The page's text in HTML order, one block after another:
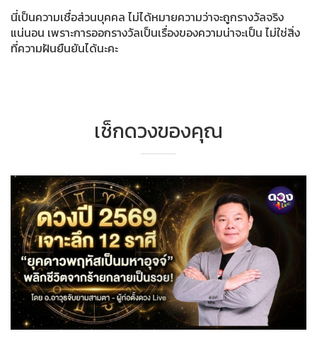
นี่เป็นความเชื่อส่วนบุคคล ไม่ได้หมายความว่าจะถูกรางวัลจริง
แน่นอน เพราะการออกรางวัลเป็นเรื่องของความน่าจะเป็น ไม่ใช่สิ่ง
ที่ความฝันยืนยันได้นะคะ
เช็กดวงของคุณ